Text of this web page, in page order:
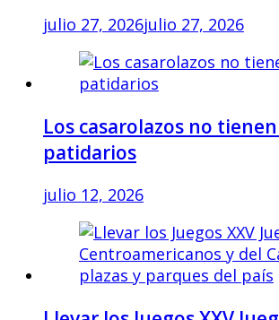
julio 27, 2026julio 27, 2026
Los casarolazos no
patidarios
julio 12, 2026